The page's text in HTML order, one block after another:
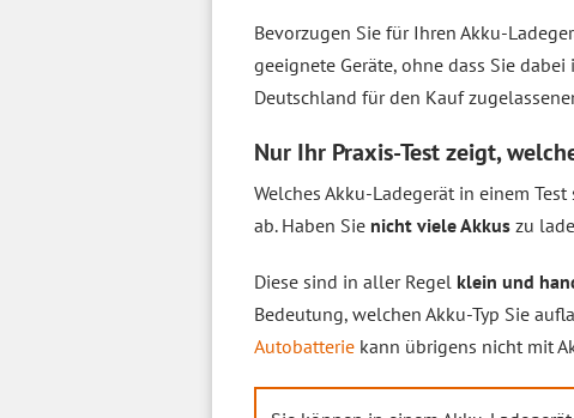
Bevorzugen Sie für Ihren Akku-
geeignete Geräte, ohne dass Sie
Deutschland für den Kauf
Nur Ihr Praxis-Test zeigt,
Welches Akku-Ladegerät in einem
ab. Haben Sie nicht viele Akkus zu
Diese sind in aller Regel klein und
Bedeutung, welchen Akku-Typ Sie
Autobatterie kann übrigens nicht mit